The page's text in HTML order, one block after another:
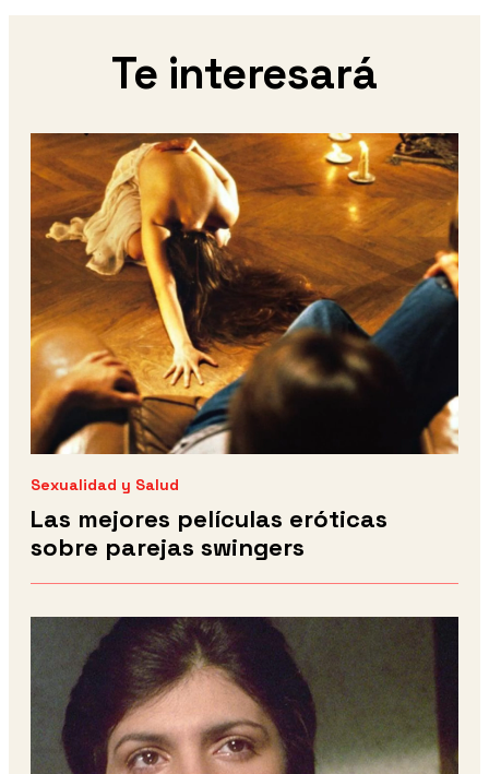
Te interesará
Sexualidad y Salud
Las mejores películas eróticas
sobre parejas swingers